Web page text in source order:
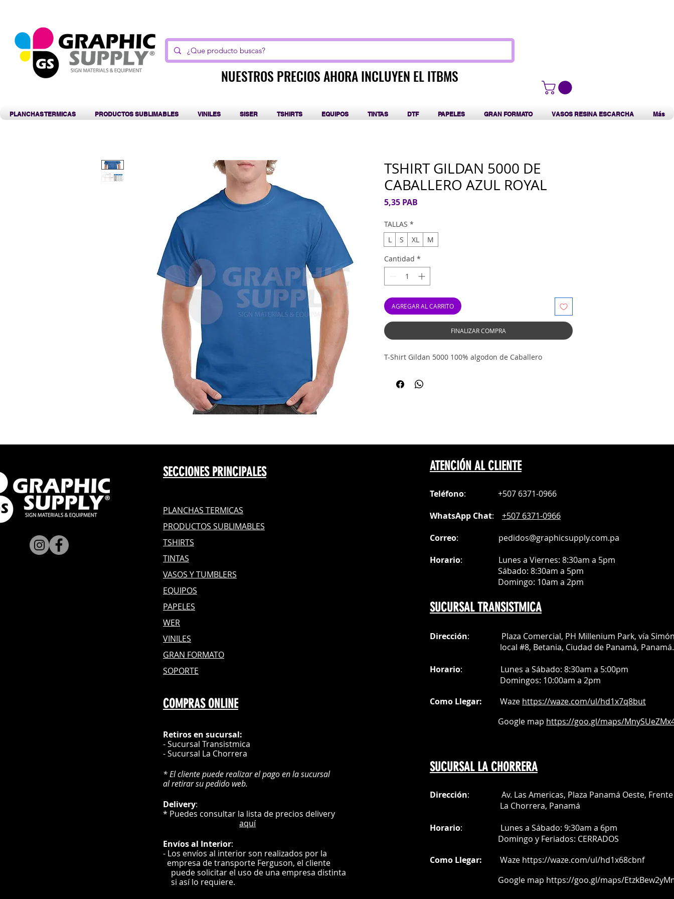
NUESTROS PRECIOS AHORA INCLUYEN EL ITBMS
NUESTROS PRECIOS AHORA INCLUYEN EL ITBMS
PLANCHAS TERMICAS PRODUCTOS SUBLIMABLES VINILES SISER TSHIRTS EQUIPOS TINTAS DTF PAPELES GRAN FORMATO VASOS RESINA ESCARCHA Más
TSHIRT GILDAN 5000 DE
CABALLERO AZUL ROYAL
5,35 PAB
TALLAS *
L
S XL
M
Cantidad *
AGREGAR AL CARRITO
FINALIZAR COMPRA
T-Shirt Gildan 5000 100% algodon de Caballero
SECCIONES PRINCIPALES
PLANCHAS TERMICAS
PRODUCTOS SUBLIMABLES
TSHIRTS
TINTAS
VASOS Y TUMBLERS
EQUIPOS
PAPELES
WER
VINILES
GRAN FORMATO
SOPORTE
COMPRAS ONLINE
Retiros en sucursal:
- Sucursal Transistmica
- Sucursal La Chorrera
* El cliente puede realizar el pago en la sucursal
al retirar su pedido web.
Delivery:
* Puedes consultar la lista de precios delivery
aquí
Envíosal Interior:
- Los envíos al interior son realizados por la
empresa de transporte Ferguson, el cliente
puede solicitar el uso de una empresa distinta
si así lo requiere.
ATENCIÓN AL CLIENTE
Teléfono: +507 6371-0966
WhatsApp Chat: +507 6371-0966
Correo: pedidos@graphicsupply.com.pa
Horario: Lunes a Viernes: 8:30am a 5pm
Sábado: 8:30am a 5pm
Domingo: 10am a 2pm
SUCURSAL TRANSISTMICA
Dirección: Plaza Comercial, PH Millenium Park, vía
local #8, Betania, Ciudad de Panamá, Panamá.
Horario: Lunes a Sábado: 8:30am a 5:00pm
Domingos: 10:00am a 2pm
Como Llegar: Waze https://waze.com/ul/hd1x7q8but
Google map https://goo.gl/maps/
SUCURSAL LA CHORRERA
Dirección: Av. Las Americas, Plaza Panamá Oeste, Frente
La Chorrera, Panamá
Horario: Lunes a Sábado: 9:30am a 6pm
Domingo y Feriados: CERRADOS
Como Llegar: Waze https://waze.com/ul/hd1x68cbnf
Google map https://goo.gl/maps/